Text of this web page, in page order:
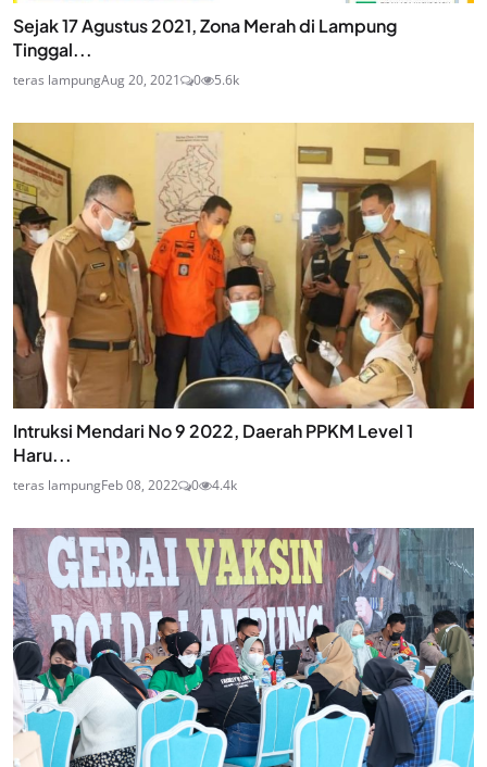
Sejak 17 Agustus 2021, Zona Merah di Lampung
Tinggal...
teras lampungAug 20, 2021 0 5.6k
Intruksi Mendari No 9 2022, Daerah PPKM Level 1
Haru...
teras lampungFeb 08, 2022 0 4.4k